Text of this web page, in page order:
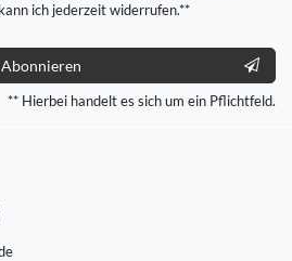
ich jederzeit widerrufen.**
Abonnieren
** Hierbei handelt es sich um ein Pflichtfeld.